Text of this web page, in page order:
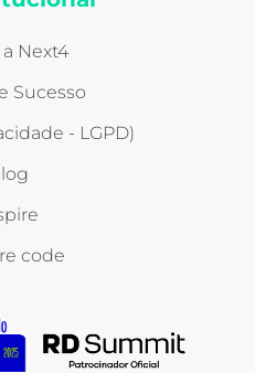
Next4
Sucesso
- LGPD)
code